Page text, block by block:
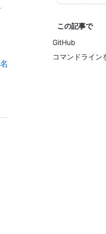
この記事で
GitHub
コマンドライン